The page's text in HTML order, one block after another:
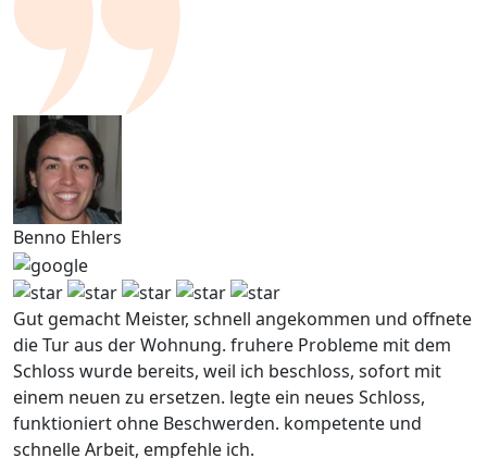
Benno Ehlers
Gut gemacht Meister, schnell angekommen und offnete
die Tur aus der Wohnung. fruhere Probleme mit dem
Schloss wurde bereits, weil ich beschloss, sofort mit
einem neuen zu ersetzen. legte ein neues Schloss,
funktioniert ohne Beschwerden. kompetente und
schnelle Arbeit, empfehle ich.